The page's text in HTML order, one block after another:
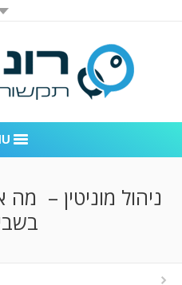
אודות החברה
ניהול מוניטין –